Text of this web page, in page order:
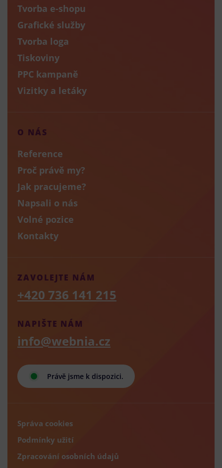
Tvorba e-shopu
Grafické služby
Tvorba loga
Tiskoviny
PPC kampaně
Vizitky a letáky
O NÁS
Reference
Proč právě my?
Jak pracujeme?
Napsali o nás
Volné pozice
Kontakty
Právě jsme k dispozici.
NAPIŠTE NÁM
info@webnia.cz
ZAVOLEJTE NÁM
+420 736 141 215
Správa cookies
Podmínky užití
Zpracování osobních údajů